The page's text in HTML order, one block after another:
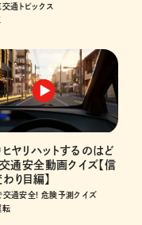
交通トピックス
ヤリハットするのはど
通安全動画クイズ【信
り目編】
交通安全! 危険予測クイズ
転